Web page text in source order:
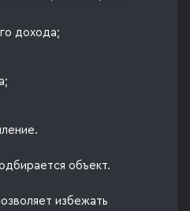
дохода;
объект.
избежать